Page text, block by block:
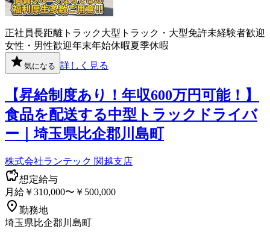
正社員長距離 トラック大型トラック・大型免許未経験者歓迎
女性・男性歓迎年末年始休暇夏季休暇
気になる 詳しく見る
【昇給制度あり！年収600万円可能！】
食品を配送する中型トラックドライバ
ー｜埼玉県比企郡川島町
株式会社ランテック 関越支店
想定給与
月給￥310,000〜￥500,000
勤務地
埼玉県比企郡川島町